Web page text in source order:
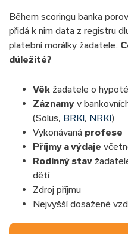
Během scoringu banka
přidá k nim data z registru
platební morálky žadatele.
důležité?
Věk žadatele o
Záznamy v
(Solus, BRKI, NRKI)
Vykonávaná profese
Příjmy a výdaje
Rodinný stav
dětí
Zdroj příjmu
Nejvyšší dosažené